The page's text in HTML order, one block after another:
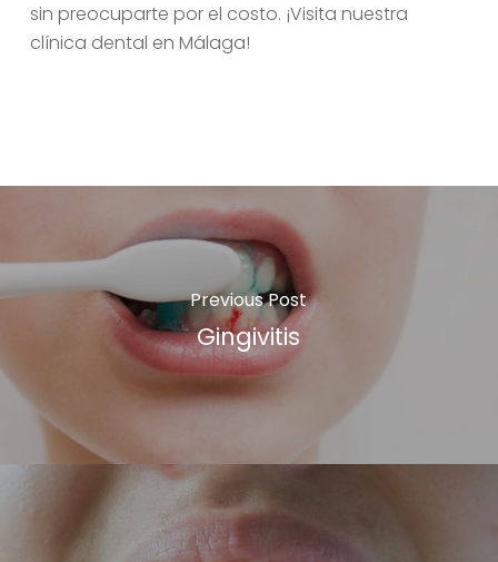
sin preocuparte por el costo. ¡Visita nuestra
clínica dental en Málaga!
Previous Post
Gingivitis